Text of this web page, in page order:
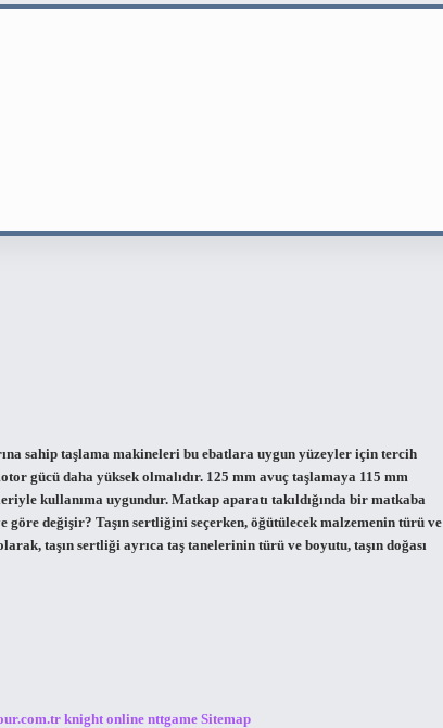
sahip taşlama makineleri bu ebatlara uygun yüzeyler için tercih
gücü daha yüksek olmalıdır. 125 mm avuç taşlamaya 115 mm
kullanıma uygundur. Matkap aparatı takıldığında bir matkaba
değişir? Taşın sertliğini seçerken, öğütülecek malzemenin türü ve
taşın sertliği ayrıca taş tanelerinin türü ve boyutu, taşın doğası
knight online nttgame Sitemap